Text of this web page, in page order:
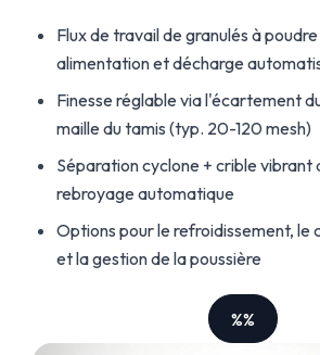
Flux de travail de granulés à
alimentation et décharge
Finesse réglable via l'écartement
maille du tamis (typ. 20-120 mesh)
Séparation cyclone + crible vibrant
rebroyage automatique
Options pour le refroidissement, le
et la gestion de la poussière
%%